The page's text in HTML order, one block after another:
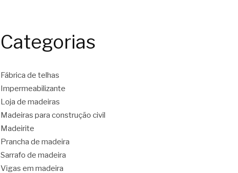
Categorias
Fábrica de telhas
Impermeabilizante
Loja de madeiras
Madeiras para construção civil
Madeirite
Prancha de madeira
Sarrafo de madeira
Vigas em madeira